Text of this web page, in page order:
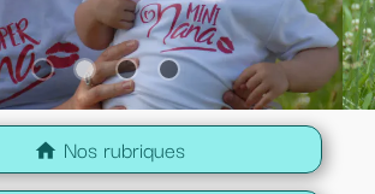
home Nos rubriques